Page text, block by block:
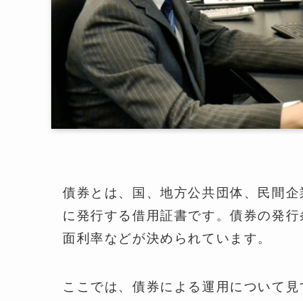
債券とは、国、地方公共団体、民間
に発行する借用証書です。債券の発
面利率などが決められています。
ここでは、債券による運用について見